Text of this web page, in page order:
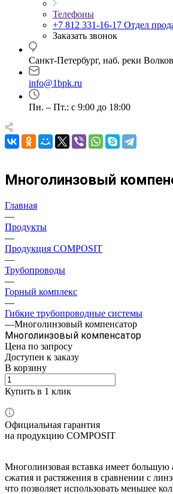
Телефоны
+7 812 331-16-17 Отдел
Заказать звонок
Санкт-Петербург, наб. реки
info@1bpk.ru
Пн. – Пт.: с 9:00 до 18:00
Многолинзовый
Главная
—
Продукты
—
Продукция COMPOSIT
—
Трубопроводы
—
Горный комплекс
—
Гибкие трубопроводные системы
—Многолинзовый компенсатор
Многолинзовый компенсатор
Цена по запросу
Доступен к заказу
В корзину
Купить в 1 клик
Официальная гарантия
на продукцию COMPOSIT
Многолинзовая вставка имеет большую
сжатия и растяжения в сравнении с
что позволяет использовать меньшее